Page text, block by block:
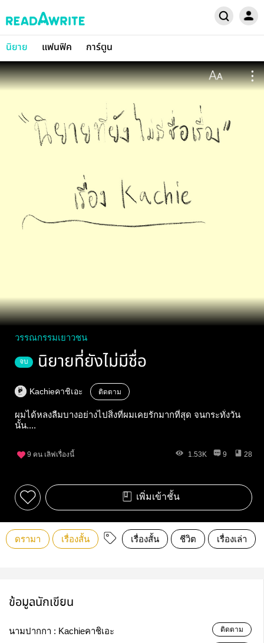
นิยาย แฟนฟิค การ์ตูน
วรรณกรรมเยาวชน
จบ นิยายที่ยังไม่มีชื่อ
Kachieคาชิเอะ ติดตาม
ผมได้หลงลืมบางอย่างไปสิ่งที่ผมเคยรักมากที่สุด จนกระทั่งวัน
นั้น....
9 คน เลิฟเรื่องนี้ 1.53K 9 28
เพิ่มเข้าชั้น
ดรามา เรื่องสั้น เรื่องสั้น ชีวิต เรื่องเล่า
ข้อมูลนักเขียน
นามปากกา : Kachieคาชิเอะ ติดตาม